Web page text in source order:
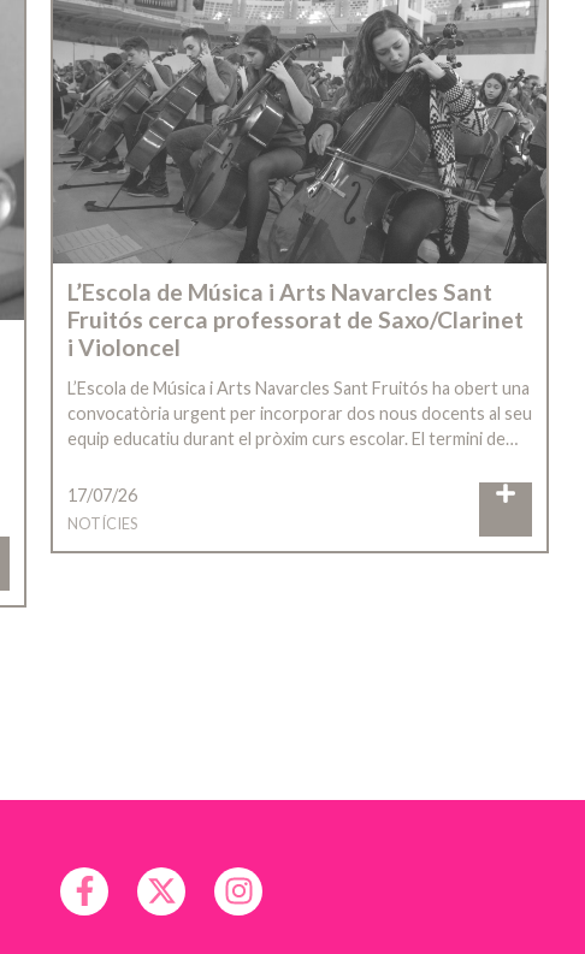
L’Escola de Música i Arts Navarcles Sant
Fruitós cerca professorat de Saxo/Clarinet
i Violoncel
L’Escola de Música i Arts Navarcles Sant Fruitós ha obert una
convocatòria urgent per incorporar dos nous docents al seu
equip educatiu durant el pròxim curs escolar. El termini de…
17/07/26
NOTÍCIES